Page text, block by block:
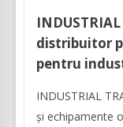
distribuitor
pentru
INDUSTRIAL
și echipamente